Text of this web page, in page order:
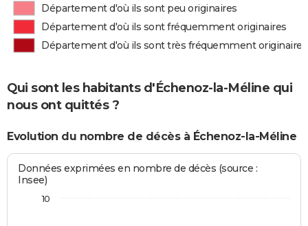
Département d'où ils sont peu originaires
Département d'où ils sont fréquemment originaires
Département d'où ils sont très fréquemment originaires
Qui sont les habitants d'Échenoz-la-Méline qui
nous ont quittés ?
Evolution du nombre de décès à Échenoz-la-Méline
Données exprimées en nombre de décès (source :
Insee)
10